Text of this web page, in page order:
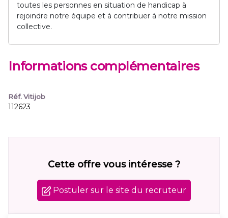
toutes les personnes en situation de handicap à
rejoindre notre équipe et à contribuer à notre mission
collective.
Informations complémentaires
Réf. Vitijob
112623
Cette offre vous intéresse ?
Postuler sur le site du recruteur